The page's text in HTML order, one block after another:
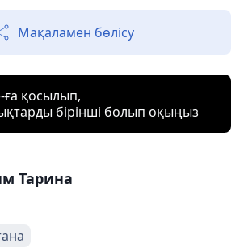
Мақаламен бөлісу
ға қосылып,
бірінші болып оқыңыз
Тарина